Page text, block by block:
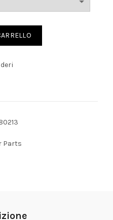
Parts